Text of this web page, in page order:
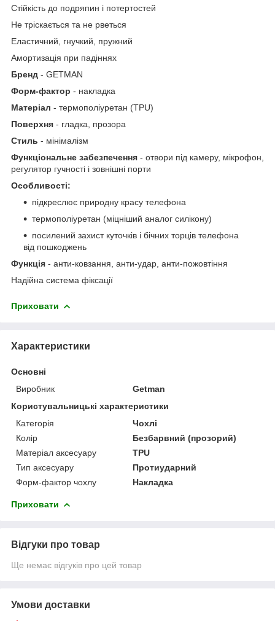
Стійкість до подряпин і потертостей
Не тріскається та не рветься
Еластичний, гнучкий, пружний
Амортизація при падіннях
Бренд - GETMAN
Форм-фактор - накладка
Матеріал - термополiуретан (TPU)
Поверхня - гладка, прозора
Стиль - мінімалізм
Функціональне забезпечення - отвори під камеру, мікрофон,
регулятор гучності і зовнішні порти
Особливості:
підкреслює природну красу телефона
термополiуретан (міцніший аналог силікону)
посилений захист куточків і бічних торців телефона
від пошкоджень
Функція - анти-ковзання, анти-удар, анти-пожовтіння
Надійна система фіксації
Приховати
Характеристики
Основні
Виробник
Getman
Користувальницькі характеристики
Категорія
Чохлі
Колір
Безбарвний (прозорий)
Матеріал аксесуару
TPU
Тип аксесуару
Протиударний
Форм-фактор чохлу
Накладка
Приховати
Відгуки про товар
Ще немає відгуків про цей товар
Умови доставки